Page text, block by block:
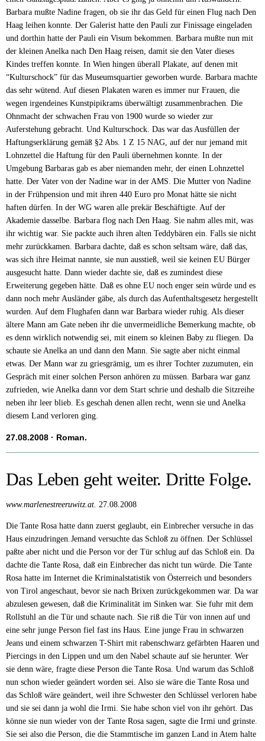
Barbara mußte Nadine fragen, ob sie ihr das Geld für einen Flug nach Den
Haag leihen konnte. Der Galerist hatte den Pauli zur Finissage eingeladen
und dorthin hatte der Pauli ein Visum bekommen. Barbara mußte nun mit
der kleinen Anelka nach Den Haag reisen, damit sie den Vater dieses
Kindes treffen konnte. In Wien hingen überall Plakate, auf denen mit
“Kulturschock” für das Museumsquartier geworben wurde. Barbara machte
das sehr wütend. Auf diesen Plakaten waren es immer nur Frauen, die
wegen irgendeines Kunstpipikrams überwältigt zusammenbrachen. Die
Ohnmacht der schwachen Frau von 1900 wurde so wieder zur
Auferstehung gebracht. Und Kulturschock. Das war das Ausfüllen der
Haftungserklärung gemäß §2 Abs. 1 Z 15 NAG, auf der nur jemand mit
Lohnzettel die Haftung für den Pauli übernehmen konnte. In der
Umgebung Barbaras gab es aber niemanden mehr, der einen Lohnzettel
hatte. Der Vater von der Nadine war in der AMS. Die Mutter von Nadine
in der Frühpension und mit ihren 440 Euro pro Monat hätte sie nicht
haften dürfen. In der WG waren alle prekär Beschäftigte. Auf der
Akademie dasselbe. Barbara flog nach Den Haag. Sie nahm alles mit, was
ihr wichtig war. Sie packte auch ihren alten Teddybären ein. Falls sie nicht
mehr zurückkamen. Barbara dachte, daß es schon seltsam wäre, daß das,
was sich ihre Heimat nannte, sie nun ausstieß, weil sie keinen EU Bürger
ausgesucht hatte. Dann wieder dachte sie, daß es zumindest diese
Erweiterung gegeben hätte. Daß es ohne EU noch enger sein würde und es
dann noch mehr Ausländer gäbe, als durch das Aufenthaltsgesetz hergestellt
wurden. Auf dem Flughafen dann war Barbara wieder ruhig. Als dieser
ältere Mann am Gate neben ihr die unvermeidliche Bemerkung machte, ob
es denn wirklich notwendig sei, mit einem so kleinen Baby zu fliegen. Da
schaute sie Anelka an und dann den Mann. Sie sagte aber nicht einmal
etwas. Der Mann war zu griesgrämig, um es ihrer Tochter zuzumuten, ein
Gespräch mit einer solchen Person anhören zu müssen. Barbara war ganz
zufrieden, wie Anelka dann vor dem Start schrie und deshalb die Sitzreihe
neben ihr leer blieb. Es geschah denen allen recht, wenn sie und Anelka
diesem Land verloren ging.
27.08.2008 · Roman.
Das Leben geht weiter. Dritte Folge.
www.marlenestreeruwitz.at. 27.08.2008
Die Tante Rosa hatte dann zuerst geglaubt, ein Einbrecher versuche in das
Haus einzudringen. Jemand versuchte das Schloß zu öffnen. Der Schlüssel
paßte aber nicht und die Person vor der Tür schlug auf das Schloß ein. Da
dachte die Tante Rosa, daß ein Einbrecher das nicht tun würde. Die Tante
Rosa hatte im Internet die Kriminalstatistik von Österreich und besonders
von Tirol angeschaut, bevor sie nach Brixen zurückgekommen war. Da war
abzulesen gewesen, daß die Kriminalität im Sinken war. Sie fuhr mit dem
Rollstuhl an die Tür und schaute nach. Sie riß die Tür von innen auf und
eine sehr junge Person fiel fast ins Haus. Eine junge Frau in schwarzen
Jeans und einem schwarzen T-Shirt mit rabenschwarz gefärbten Haaren und
Piercings in den Lippen und um den Nabel schaute auf sie herunter. Wer
sie denn wäre, fragte diese Person die Tante Rosa. Und warum das Schloß
nun schon wieder geändert worden sei. Also sie wäre die Tante Rosa und
das Schloß wäre geändert, weil ihre Schwester den Schlüssel verloren habe
und sie sei dann ja wohl die Irmi. Sie habe schon viel von ihr gehört. Das
könne sie nun wieder von der Tante Rosa sagen, sagte die Irmi und grinste.
Sie sei also die Person, die die Stammtische im ganzen Land in Atem halte